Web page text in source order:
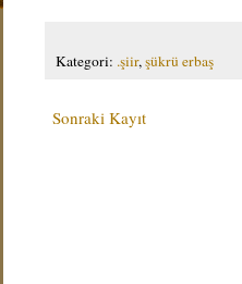
Kategori: .şiir,şükrü erbaş
Sonraki Kayıt